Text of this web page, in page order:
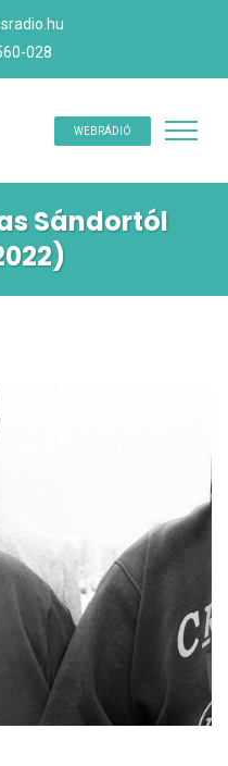
028
WEBRÁDIÓ
Sándortól